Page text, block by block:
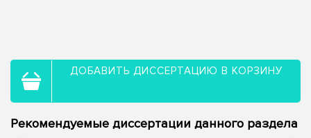
ДОБАВИТЬ ДИССЕРТАЦИЮ В КОРЗИНУ
Рекомендуемые диссертации данного раздела